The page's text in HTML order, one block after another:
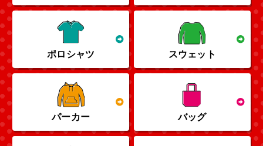
ポロシャツ スウェット
パーカー バッグ